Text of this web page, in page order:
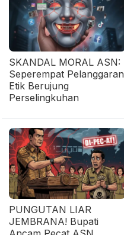
SKANDAL MORAL ASN:
Seperempat Pelanggaran
Etik Berujung
Perselingkuhan
PUNGUTAN LIAR
JEMBRANA! Bupati